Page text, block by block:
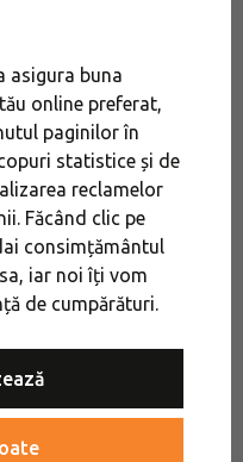
a fost fondat în
Odqvist, a început
Compania și-a
a include și alte
tacâmuri și alte
pentru un sejur
My Fire
asigura buna
online preferat,
paginilor în
statistice și de
reclamelor
Făcând clic pe
consimțământul
iar noi îți vom
de cumpărături.